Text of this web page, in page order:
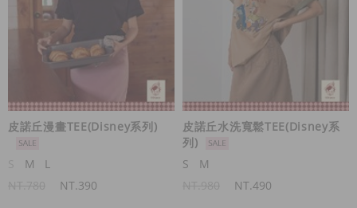
皮諾丘漫畫TEE(Disney系列)
M
L
NT.390
皮諾丘水洗寬鬆TEE(Disney系
列)
S
M
NT.490